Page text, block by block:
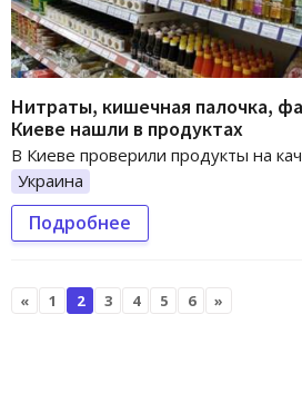
Нитраты, кишечная палочка,
Киеве нашли в продуктах
В Киеве проверили продукты на
Украина
Подробнее
« 1 2 3 4 5 6 »